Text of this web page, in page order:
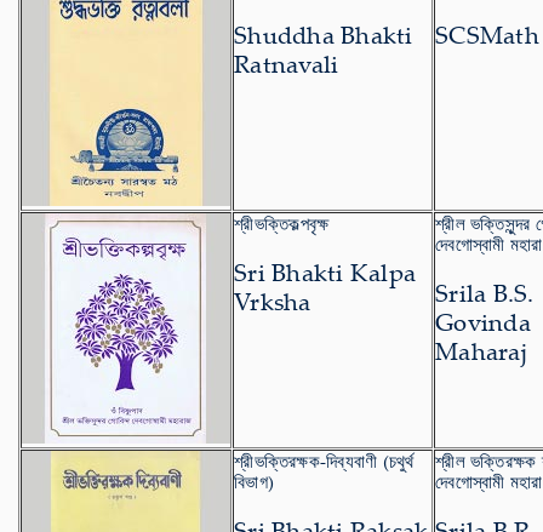
Shuddha Bhakti
Ratnavali
SCSMath
শ্রীভক্তিকল্পবৃক্ষ
Sri Bhakti Kalpa
Vrksha
শ্রীল ভক্তিসুন্দর
দেবগোস্বামী
Srila B.S.
Govinda
Maharaj
শ্রীভক্তিরক্ষক-দিব্যবাণী (চথুর্থ
বিভাগ)
শ্রীল ভক্তিরক্ষক
দেবগোস্বামী